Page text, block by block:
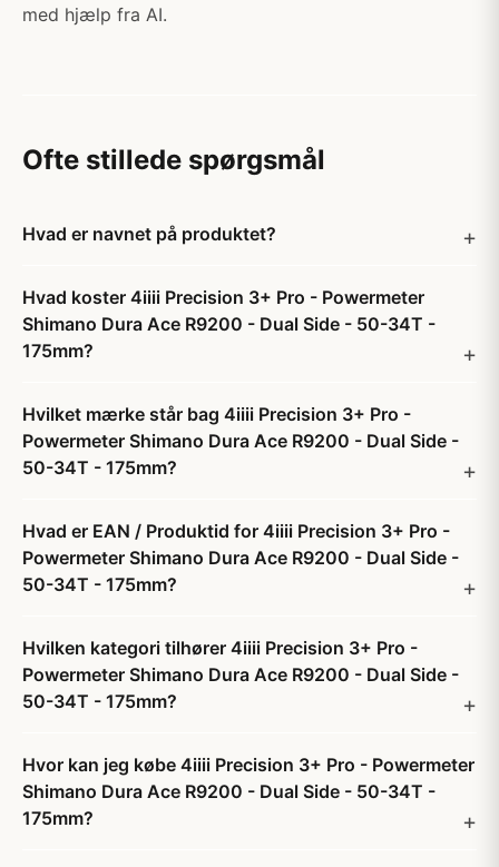
med hjælp fra AI.
Ofte stillede spørgsmål
Hvad er navnet på produktet?
Hvad koster 4iiii Precision 3+ Pro - Powermeter
Shimano Dura Ace R9200 - Dual Side - 50-34T -
175mm?
Hvilket mærke står bag 4iiii Precision 3+ Pro -
Powermeter Shimano Dura Ace R9200 - Dual Side -
50-34T - 175mm?
Hvad er EAN / Produktid for 4iiii Precision 3+ Pro -
Powermeter Shimano Dura Ace R9200 - Dual Side -
50-34T - 175mm?
Hvilken kategori tilhører 4iiii Precision 3+ Pro -
Powermeter Shimano Dura Ace R9200 - Dual Side -
50-34T - 175mm?
Hvor kan jeg købe 4iiii Precision 3+ Pro - Powermeter
Shimano Dura Ace R9200 - Dual Side - 50-34T -
175mm?